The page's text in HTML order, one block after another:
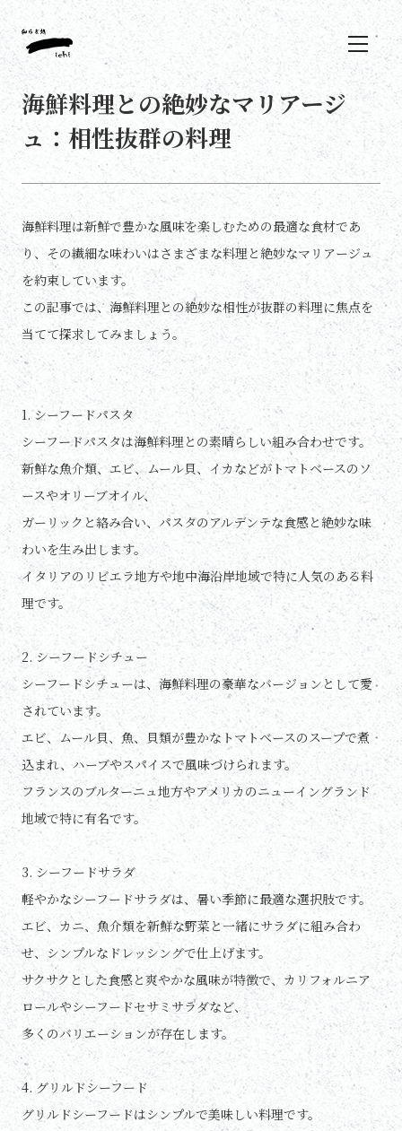
海鮮料理との絶妙なマリアージ
ュ：相性抜群の料理
海鮮料理は新鮮で豊かな風味を楽しむための最適な食材であ
り、その繊細な味わいはさまざまな料理と絶妙なマリアージュ
を約束しています。
この記事では、海鮮料理との絶妙な相性が抜群の料理に焦点を
当てて探求してみましょう。
1. シーフードパスタ
シーフードパスタは海鮮料理との素晴らしい組み合わせです。
新鮮な魚介類、エビ、ムール貝、イカなどがトマトベースのソ
ースやオリーブオイル、
ガーリックと絡み合い、パスタのアルデンテな食感と絶妙な味
わいを生み出します。
イタリアのリビエラ地方や地中海沿岸地域で特に人気のある料
理です。
2. シーフードシチュー
シーフードシチューは、海鮮料理の豪華なバージョンとして愛
されています。
エビ、ムール貝、魚、貝類が豊かなトマトベースのスープで煮
込まれ、ハーブやスパイスで風味づけられます。
フランスのブルターニュ地方やアメリカのニューイングランド
地域で特に有名です。
3. シーフードサラダ
軽やかなシーフードサラダは、暑い季節に最適な選択肢です。
エビ、カニ、魚介類を新鮮な野菜と一緒にサラダに組み合わ
せ、シンプルなドレッシングで仕上げます。
サクサクとした食感と爽やかな風味が特徴で、カリフォルニア
ロールやシーフードセサミサラダなど、
多くのバリエーションが存在します。
4. グリルドシーフード
グリルドシーフードはシンプルで美味しい料理です。